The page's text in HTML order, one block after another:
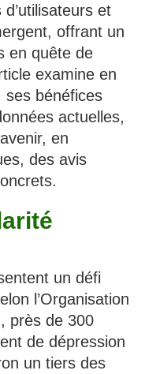
et
offrant un
en quête de
examine en
ses bénéfices
actuelles,
en
des avis
un défi
l’Organisation
près de 300
de dépression
un tiers des